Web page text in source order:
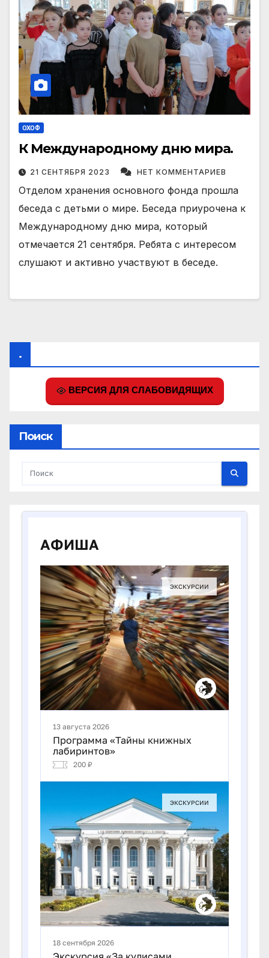
ОХОФ
К Международному дню мира.
21 СЕНТЯБРЯ 2023 НЕТ КОММЕНТАРИЕВ
Отделом хранения основного фонда прошла
беседа с детьми о мире. Беседа приурочена к
Международному дню мира, который
отмечается 21 сентября. Ребята с интересом
слушают и активно участвуют в беседе.
.
ВЕРСИЯ ДЛЯ СЛАБОВИДЯЩИХ
Поиск